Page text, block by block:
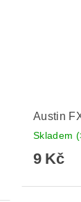
Austin
Skladem
9 Kč